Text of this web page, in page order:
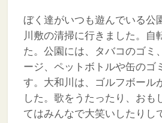
ぼく達がいつも遊んでいる公
川敷の清掃に行きました。自
た。公園には、タバコのゴミ
ージ、ペットボトルや缶のゴ
す。大和川は、ゴルフボール
した。歌をうたったり、おも
てはみんなで大笑いしたりし